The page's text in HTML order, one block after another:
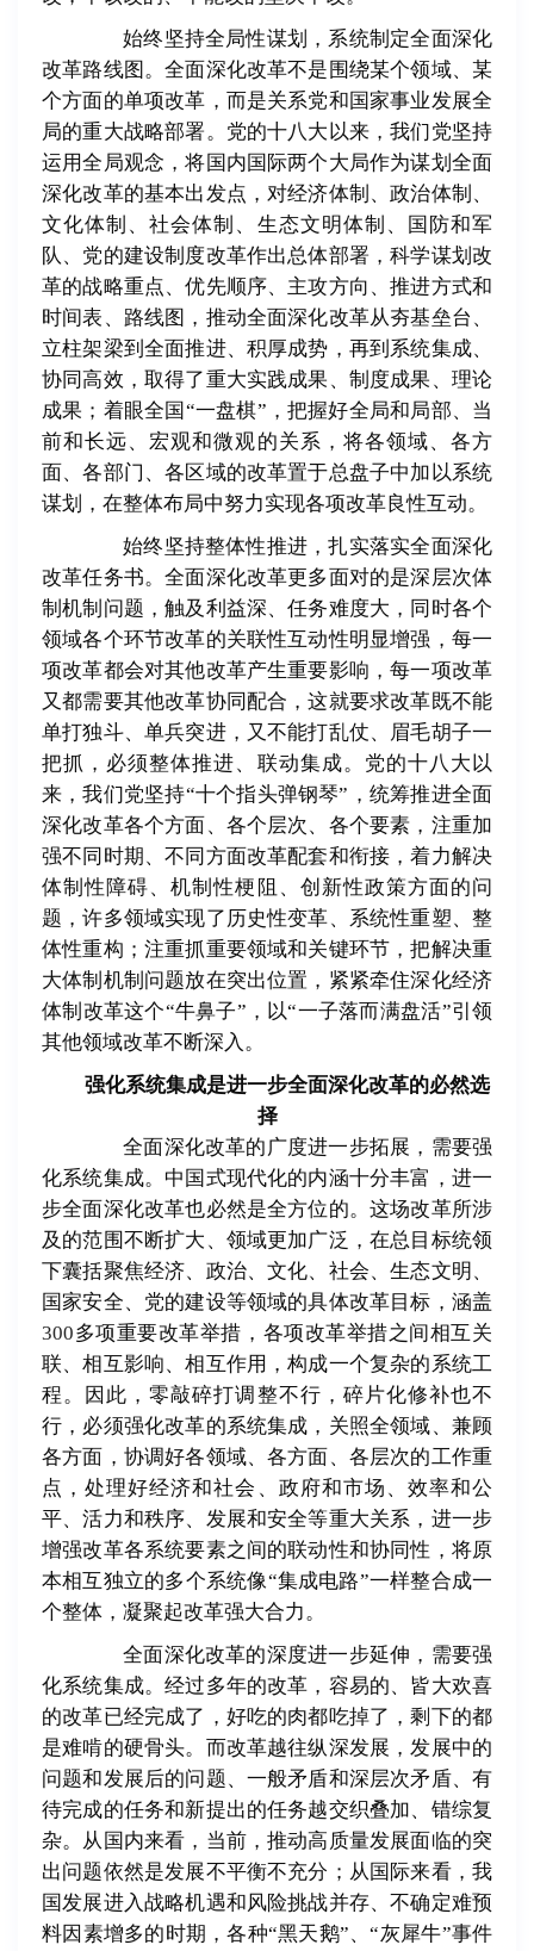
始终坚持全局性谋划，系统制定全面深化
改革路线图。全面深化改革不是围绕某个领域、某
个方面的单项改革，而是关系党和国家事业发展全
局的重大战略部署。党的十八大以来，我们党坚持
运用全局观念，将国内国际两个大局作为谋划全面
深化改革的基本出发点，对经济体制、政治体制、
文化体制、社会体制、生态文明体制、国防和军
队、党的建设制度改革作出总体部署，科学谋划改
革的战略重点、优先顺序、主攻方向、推进方式和
时间表、路线图，推动全面深化改革从夯基垒台、
立柱架梁到全面推进、积厚成势，再到系统集成、
协同高效，取得了重大实践成果、制度成果、理论
成果；着眼全国 “一盘棋” ，把握好全局和局部、当
前和长远、宏观和微观的关系，将各领域、各方
面、各部门、各区域的改革置于总盘子中加以系统
谋划，在整体布局中努力实现各项改革良性互动。
始终坚持整体性推进，扎实落实全面深化
改革任务书。全面深化改革更多面对的是深层次体
制机制问题，触及利益深、任务难度大，同时各个
领域各个环节改革的关联性互动性明显增强，每一
项改革都会对其他改革产生重要影响，每一项改革
又都需要其他改革协同配合，这就要求改革既不能
单打独斗、单兵突进，又不能打乱仗、眉毛胡子一
把抓，必须整体推进、联动集成。党的十八大以
来，我们党坚持“十个指头弹钢琴” ，统筹推进全面
深化改革各个方面、各个层次、各个要素，注重加
强不同时期、不同方面改革配套和衔接，着力解决
体制性障碍、机制性梗阻、创新性政策方面的问
题，许多领域实现了历史性变革、系统性重塑、整
体性重构；注重抓重要领域和关键环节，把解决重
大体制机制问题放在突出位置，紧紧牵住深化经济
体制改革这个“牛鼻子” ，以“一子落而满盘活”引领
其他领域改革不断深入。
强化系统集成是进一步全面深化改革的必然选
择
全面深化改革的广度进一步拓展，需要强
化系统集成。中国式现代化的内涵十分丰富，进一
步全面深化改革也必然是全方位的。这场改革所涉
及的范围不断扩大、领域更加广泛，在总目标统领
下囊括聚焦经济、政治、文化、社会、生态文明、
国家安全、党的建设等领域的具体改革目标，涵盖
300多项重要改革举措，各项改革举措之间相互关
联、相互影响、相互作用，构成一个复杂的系统工
程。因此，零敲碎打调整不行，碎片化修补也不
行，必须强化改革的系统集成，关照全领域、兼顾
各方面，协调好各领域、各方面、各层次的工作重
点，处理好经济和社会、政府和市场、效率和公
平、活力和秩序、发展和安全等重大关系，进一步
增强改革各系统要素之间的联动性和协同性，将原
本相互独立的多个系统像“集成电路”一样整合成一
个整体，凝聚起改革强大合力。
全面深化改革的深度进一步延伸，需要强
化系统集成。经过多年的改革，容易的、皆大欢喜
的改革已经完成了，好吃的肉都吃掉了，剩下的都
是难啃的硬骨头。而改革越往纵深发展，发展中的
问题和发展后的问题、一般矛盾和深层次矛盾、有
待完成的任务和新提出的任务越交织叠加、错综复
杂。从国内来看，当前，推动高质量发展面临的突
出问题依然是发展不平衡不充分；从国际来看，我
国发展进入战略机遇和风险挑战并存、不确定难预
料因素增多的时期，各种“黑天鹅”、“灰犀牛”事件